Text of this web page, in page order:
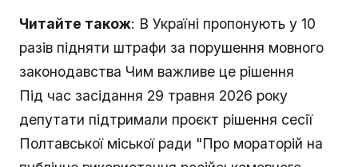
Читайте також: В Україні пропонують у 10
разів підняти штрафи за порушення мовного
законодавства Чим важливе це рішення
Під час засідання 29 травня 2026 року
депутати підтримали проєкт рішення сесії
Полтавської міської ради "Про мораторій на